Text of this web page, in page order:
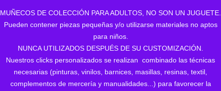
MUÑECOS DE COLECCIÓN PARA ADULTOS, NO SON UN JUGUETE.
Pueden contener piezas pequeñas y/o utilizarse materiales no aptos
para niños.
NUNCA UTILIZADOS DESPUÉS DE SU CUSTOMIZACIÓN.
Nuestros clicks personalizados se realizan combinado las técnicas
necesarias (pinturas, vinilos, barnices, masillas, resinas, textil,
complementos de mercería y manualidades...) para favorecer la